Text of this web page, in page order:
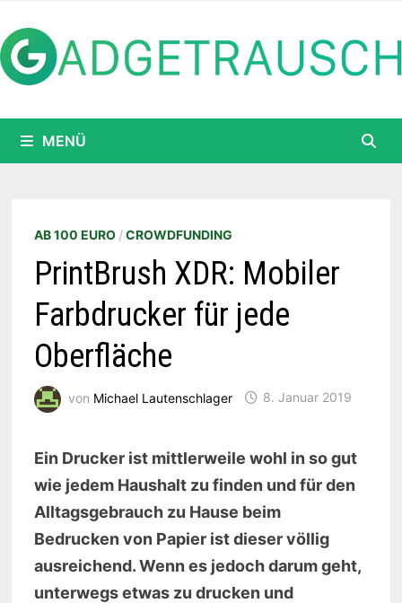
Inhalt
springen
MENÜ
AB 100 EURO/CROWDFUNDING
PrintBrush XDR: Mobiler
Farbdrucker für jede
Oberfläche
von Michael Lautenschlager 8. Januar 2019
Ein Drucker ist mittlerweile wohl in so gut
wie jedem Haushalt zu finden und für den
Alltagsgebrauch zu Hause beim
Bedrucken von Papier ist dieser völlig
ausreichend. Wenn es jedoch darum geht,
unterwegs etwas zu drucken und